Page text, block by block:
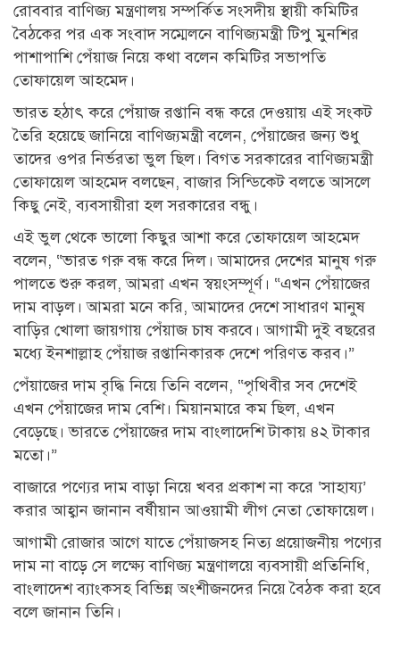
রোববার বাণিজ্য মন্ত্রণালয় সম্পর্কিত সংসদীয় স্থায়ী কমিটির
বৈঠকের পর এক সংবাদ সম্মেলনে বাণিজ্যমন্ত্রী টিপু মুনশির
পাশাপাশি পেঁয়াজ নিয়ে কথা বলেন কমিটির সভাপতি
তোফায়েল আহমেদ।
ভারত হঠাৎ করে পেঁয়াজ রপ্তানি বন্ধ করে দেওয়ায় এই সংকট
তৈরি হয়েছে জানিয়ে বাণিজ্যমন্ত্রী বলেন, পেঁয়াজের জন্য শুধু
তাদের ওপর নির্ভরতা ভুল ছিল। বিগত সরকারের বাণিজ্যমন্ত্রী
তোফায়েল আহমেদ বলছেন, বাজার সিন্ডিকেট বলতে আসলে
কিছু নেই, ব্যবসায়ীরা হল সরকারের বন্ধু।
এই ভুল থেকে ভালো কিছুর আশা করে তোফায়েল আহমেদ
বলেন, “ভারত গরু বন্ধ করে দিল। আমাদের দেশের মানুষ গরু
পালতে শুরু করল, আমরা এখন স্বয়ংসম্পূর্ণ। “এখন পেঁয়াজের
দাম বাড়ল। আমরা মনে করি, আমাদের দেশে সাধারণ মানুষ
বাড়ির খোলা জায়গায় পেঁয়াজ চাষ করবে। আগামী দুই বছরের
মধ্যে ইনশাল্লাহ পেঁয়াজ রপ্তানিকারক দেশে পরিণত করব।”
পেঁয়াজের দাম বৃদ্ধি নিয়ে তিনি বলেন, “পৃথিবীর সব দেশেই
এখন পেঁয়াজের দাম বেশি। মিয়ানমারে কম ছিল, এখন
বেড়েছে। ভারতে পেঁয়াজের দাম বাংলাদেশি টাকায় ৪২ টাকার
মতো।”
বাজারে পণ্যের দাম বাড়া নিয়ে খবর প্রকাশ না করে ‘সাহায্য’
করার আহ্বান জানান বর্ষীয়ান আওয়ামী লীগ নেতা তোফায়েল।
আগামী রোজার আগে যাতে পেঁয়াজসহ নিত্য প্রয়োজনীয় পণ্যের
দাম না বাড়ে সে লক্ষ্যে বাণিজ্য মন্ত্রণালয়ে ব্যবসায়ী প্রতিনিধি,
বাংলাদেশ ব্যাংকসহ বিভিন্ন অংশীজনদের নিয়ে বৈঠক করা হবে
বলে জানান তিনি।